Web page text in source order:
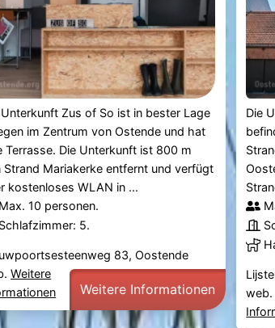
Unterkunft Zus of So ist in bester Lage
im Zentrum von Ostende und hat
Terrasse. Die Unterkunft ist 800 m
Strand Mariakerke entfernt und verfügt
kostenloses WLAN in ...
Max. 10 personen.
Schlafzimmer: 5.
83, Oostende
Weitere
Weitere Informationen
Die